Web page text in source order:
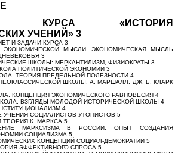
КУРСА «ИСТОРИЯ
УЧЕНИЙ» 3
И ЗАДАЧИ КУРСА 3
ЭКОНОМИЧЕСКОЙ МЫСЛИ. ЭКОНОМИЧЕСКАЯ МЫСЛЬ
3
ШКОЛЫ: МЕРКАНТИЛИЗМ, ФИЗИОКРАТЫ 3
ПОЛИТИЧЕСКОЙ ЭКОНОМИИ 3
ТЕОРИЯ ПРЕДЕЛЬНОЙ ПОЛЕЗНОСТИ 4
ШКОЛЫ. А. МАРШАЛЛ. ДЖ. Б. КЛАРК
КОНЦЕПЦИЯ ЭКОНОМИЧЕСКОГО РАВНОВЕСИЯ 4
ВЗГЛЯДЫ МОЛОДОЙ ИСТОРИЧЕСКОЙ ШКОЛЫ 4
4
УЧЕНИЯ СОЦИАЛИСТОВ-УТОПИСТОВ 5
ТЕОРИЯ К. МАРКСА 5
МАРКСИЗМА В РОССИИ. ОПЫТ СОЗДАНИЯ
СОЦИАЛИЗМА 5
КОНЦЕПЦИЙ СОЦИАЛ-ДЕМОКРАТИИ 5
ЭФФЕКТИВНОГО СПРОСА 5